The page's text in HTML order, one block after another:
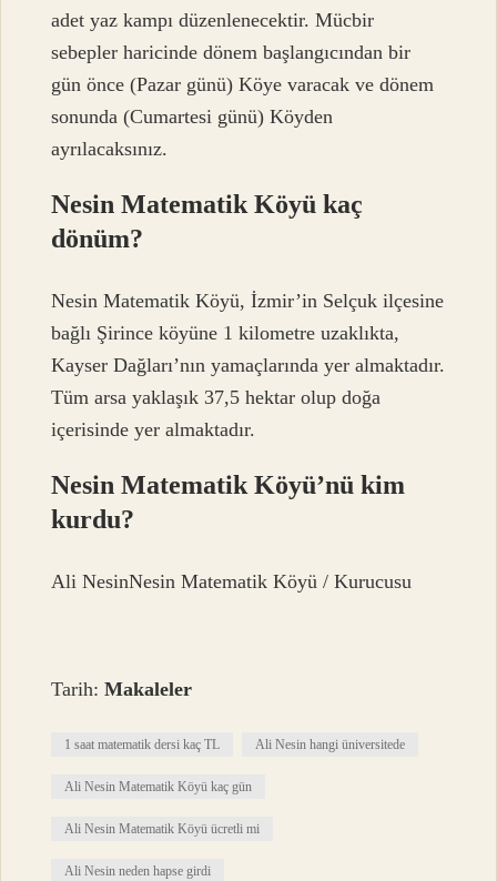
adet yaz kampı düzenlenecektir. Mücbir
sebepler haricinde dönem başlangıcından bir
gün önce (Pazar günü) Köye varacak ve dönem
sonunda (Cumartesi günü) Köyden
ayrılacaksınız.
Nesin Matematik Köyü kaç
dönüm?
Nesin Matematik Köyü, İzmir’in Selçuk ilçesine
bağlı Şirince köyüne 1 kilometre uzaklıkta,
Kayser Dağları’nın yamaçlarında yer almaktadır.
Tüm arsa yaklaşık 37,5 hektar olup doğa
içerisinde yer almaktadır.
Nesin Matematik Köyü’nü kim
kurdu?
Ali NesinNesin Matematik Köyü / Kurucusu
Tarih:Makaleler
1 saat matematik dersi kaç TL Ali Nesin hangi üniversitede
Ali Nesin Matematik Köyü kaç gün
Ali Nesin Matematik Köyü ücretli mi
Ali Nesin neden hapse girdi